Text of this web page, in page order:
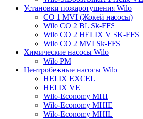
Установки пожаротушения Wilo
CO 1 MVI (Жокей насосы)
Wilo CO 2 BL Sk-FFS
Wilo CO 2 HELIX V SK-FFS
Wilo CO 2 MVI Sk-FFS
Химические насосы Wilo
Wilo PM
Центробежные насосы Wilo
HELIX EXCEL
HELIX VE
Wilo-Economy MHI
Wilo-Economy MHIE
Wilo-Economy MHIL